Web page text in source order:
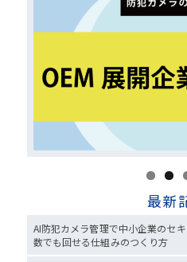
最新
AI防犯カメラ管理で中小企業のセ
数でも回せる仕組みのつくり方